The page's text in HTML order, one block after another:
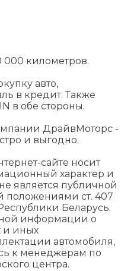
000 километров.
авто,
в кредит. Также
в обе стороны.
ДрайвМоторс -
и выгодно.
сайте носит
характер и
является публичной
положениями cт. 407
Беларусь.
информации о
и иных
автомобиля,
к менеджерам по
центра.